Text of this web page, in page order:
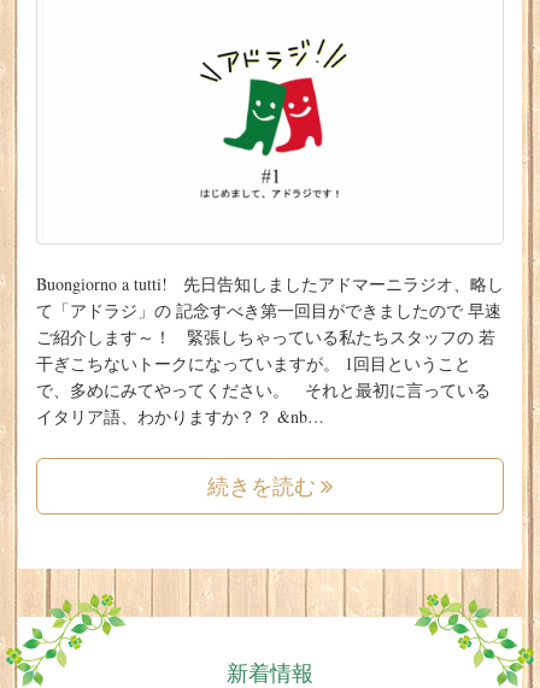
Buongiorno a tutti! 先日告知しましたアドマーニラジオ、略し
て「アドラジ」の 記念すべき第一回目ができましたので 早速
ご紹介します～！ 緊張しちゃっている私たちスタッフの 若
干ぎこちないトークになっていますが。 1回目ということ
で、多めにみてやってください。 それと最初に言っている
イタリア語、わかりますか？？ &nb…
続きを読む
新着情報